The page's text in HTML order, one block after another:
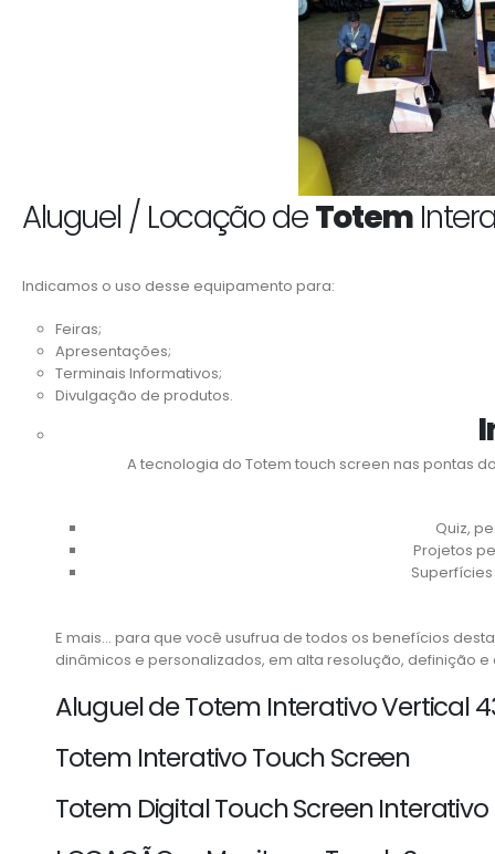
Aluguel / Locação deTotem
Indicamos o uso desse equipamento para:
Feiras;
Apresentações;
Terminais Informativos;
Divulgação de produtos.
A tecnologia do Totem touch screen nas pontas
Quiz,
Projetos
E mais… para que você usufrua de todos os benefícios
dinâmicos e personalizados, em alta resolução, definição
Aluguel de Totem Interativo Vertical
Totem Interativo Touch Screen
Totem Digital Touch Screen